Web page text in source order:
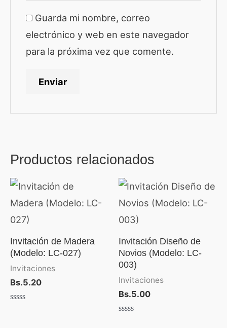
Guarda mi nombre, correo
electrónico y web en este navegador
para la próxima vez que comente.
Productos relacionados
Invitación de Madera
(Modelo: LC-027)
Invitaciones
Bs.5.20
Invitación Diseño de
Novios (Modelo: LC-
003)
Invitaciones
Bs.5.00